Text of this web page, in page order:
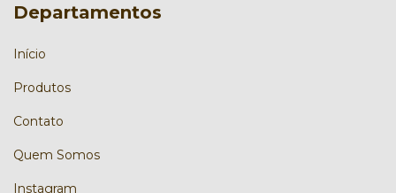
Departamentos
Início
Produtos
Contato
Quem Somos
Instagram